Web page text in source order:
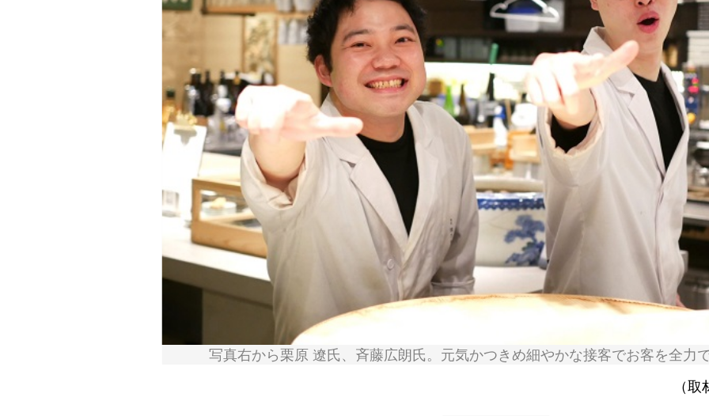
写真右から栗原 遼氏、斉藤広朗氏。元気かつきめ細やかな接客でお客を全力
（